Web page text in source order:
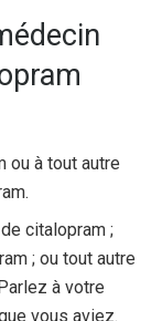
ou à tout autre
citalopram ;
; ou tout autre
à votre
vous aviez.